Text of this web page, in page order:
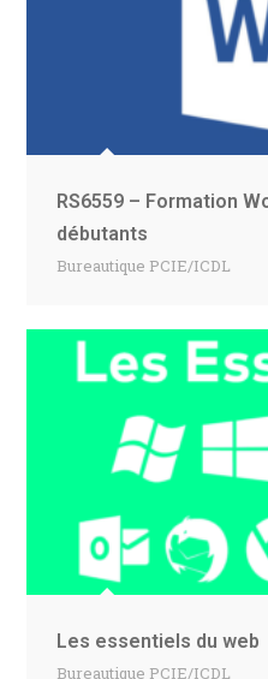
RS6559 – Formation
débutants
Bureautique PCIE/ICDL
Les essentiels du web
Bureautique PCIE/ICDL